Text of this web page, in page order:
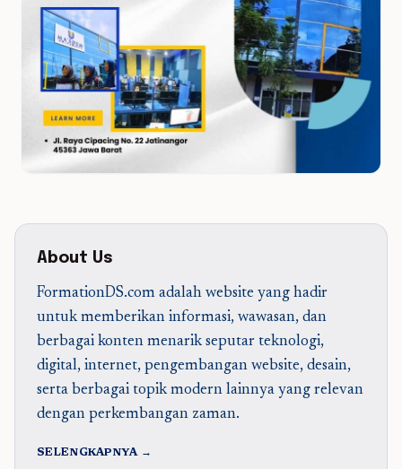
About Us
FormationDS.com adalah website yang hadir
untuk memberikan informasi, wawasan, dan
berbagai konten menarik seputar teknologi,
digital, internet, pengembangan website, desain,
serta berbagai topik modern lainnya yang relevan
dengan perkembangan zaman.
SELENGKAPNYA →